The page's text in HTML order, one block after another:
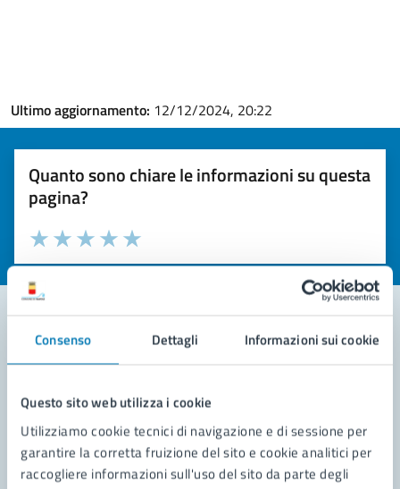
Consenso Dettagli Informazioni sui cookie
Questo sito web utilizza i cookie
Utilizziamo cookie tecnici di navigazione e di sessione per
garantire la corretta fruizione del sito e cookie analitici per
raccogliere informazioni sull'uso del sito da parte degli
Ultimo aggiornamento: 12/12/2024, 20:22
Quanto sono chiare le informazioni su questa
pagina?
Valuta la chiarezza delle informazioni (da 1 a 5 stelle)
Seleziona il numero di stelle per valutare la chiarezza delle
Valuta 5 stelle su 5
Valuta 4 stelle su 5
Valuta 3 stelle su 5
Valuta 2 stelle su 5
Valuta 1 stelle su 5
Contatta il comune
Leggi le domande frequenti
Richiedi assistenza
Prenota appuntamento